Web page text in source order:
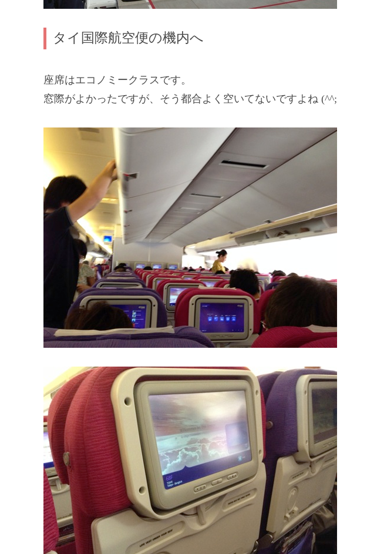
タイ国際航空便の機内へ
座席はエコノミークラスです。
窓際がよかったですが、そう都合よく空いてないですよね (^^;